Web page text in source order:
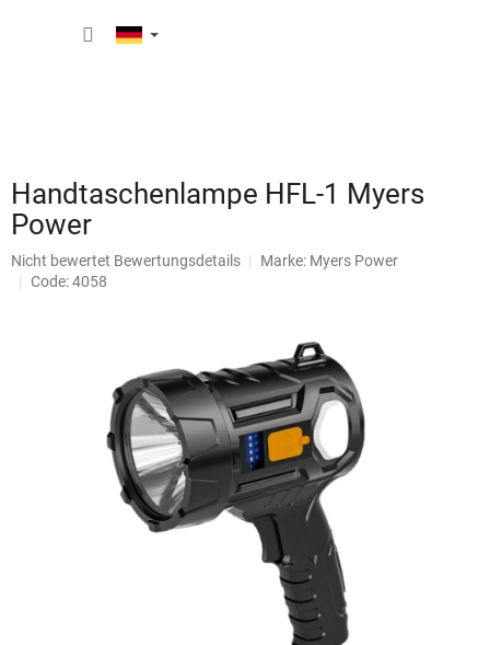
Handtaschenlampe HFL-1 Myers
Power
Die
durchschnittliche
Nicht bewertet Bewertungsdetails Marke: Myers Power
Code: 4058